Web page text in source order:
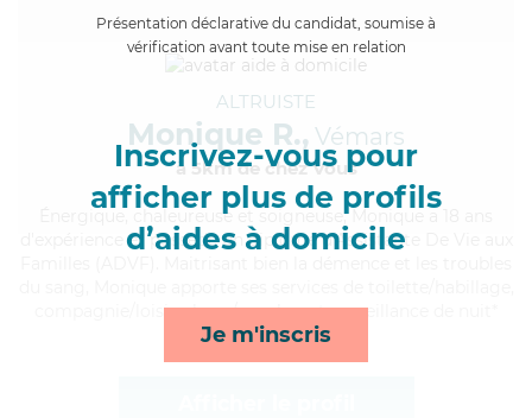
Présentation déclarative du candidat, soumise à
vérification avant toute mise en relation
Inscrivez-vous pour
afficher plus de profils
d’aides à domicile
Je m'inscris
ALTRUISTE
Monique R., Vémars
à 5km de chez Vous
, chaleureuse et soigneuse, Monique a 18 ans
d'expérience et possède un diplôme d'Assistante De Vie aux
compagnie/loisirs, lever/coucher et surveillance de nuit*